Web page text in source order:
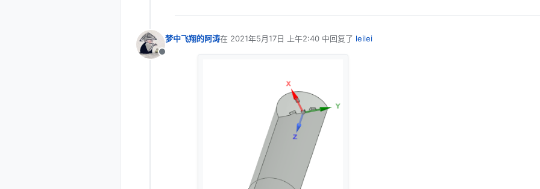
离线
梦中飞翔的阿涛在 2021年5月17日 上午2:40 中回复了 leilei
最后由 编辑